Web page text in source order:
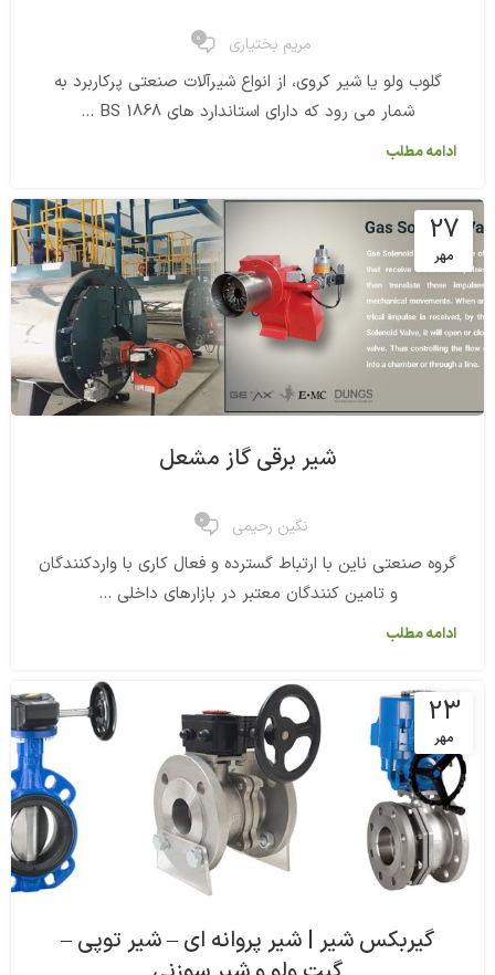
مریم بختیاری 0
گلوب ولو یا شیر کروی، از انواع شیرآلات صنعتی پرکاربرد به
شمار می رود که دارای استاندارد های BS 1868 ...
ادامه مطلب
27
مهر
شیر برقی گاز مشعل
نگین رحیمی 0
گروه صنعتی ناین با ارتباط گسترده و فعال کاری با واردکنندگان
و تامین کنندگان معتبر در بازارهای داخلی ...
ادامه مطلب
23
مهر
گیربکس شیر | شیر پروانه ای – شیر توپی –